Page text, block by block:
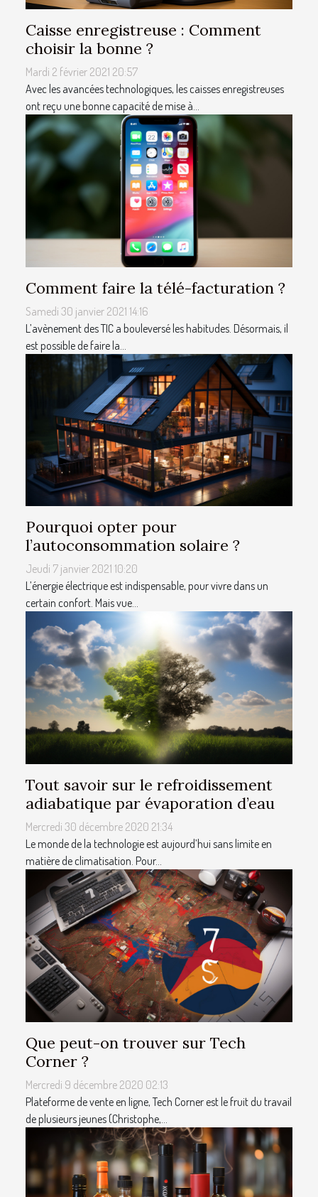
Caisse enregistreuse : Comment
choisir la bonne ?
Mardi 2 février 2021 20:57
Avec les avancées technologiques, les caisses enregistreuses
ont reçu une bonne capacité de mise à...
Comment faire la télé-facturation ?
Samedi 30 janvier 2021 14:16
L’avènement des TIC a bouleversé les habitudes. Désormais, il
est possible de faire la...
Pourquoi opter pour
l’autoconsommation solaire ?
Jeudi 7 janvier 2021 10:20
L’énergie électrique est indispensable, pour vivre dans un
certain confort. Mais vue...
Tout savoir sur le refroidissement
adiabatique par évaporation d’eau
Mercredi 30 décembre 2020 21:34
Le monde de la technologie est aujourd’hui sans limite en
matière de climatisation. Pour...
Que peut-on trouver sur Tech
Corner ?
Mercredi 9 décembre 2020 02:13
Plateforme de vente en ligne, Tech Corner est le fruit du travail
de plusieurs jeunes (Christophe,...